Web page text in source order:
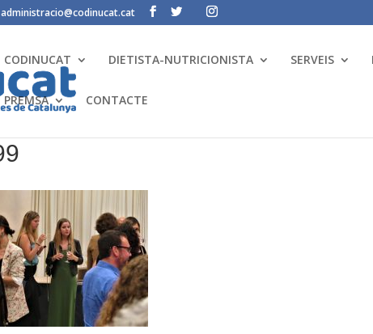
administracio@codinucat.cat
CODINUCAT DIETISTA-NUTRICIONISTA SERVEIS
PREMSA CONTACTE